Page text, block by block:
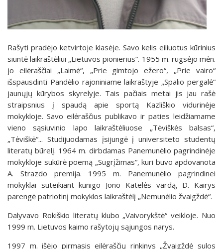
Rašyti pradėjo ketvirtoje klasėje. Savo kelis eiliuotus kūrinius
siuntė laikraštėliui „Lietuvos pionierius“. 1955 m. rugsėjo mėn.
jo eilėraščiai „Laimė“, „Prie gimtojo ežero“, „Prie vairo“
išspausdinti Pandėlio rajoniniame laikraštyje „Spalio pergalė“
jaunųjų kūrybos skyrelyje. Tais pačiais metai jis jau rašė
straipsnius į spaudą apie sportą Kazliškio vidurinėje
mokykloje. Savo eilėraščius publikavo ir paties leidžiamame
vieno sąsiuvinio lapo laikraštėliuose „Tėviškės balsas“,
„Tėviškė“... Studijuodamas įsijungė į universiteto studentų
literatų būrelį. 1964 m. dirbdamas Panemunėlio pagrindinėje
mokykloje sukūrė poemą „Sugrįžimas“, kuri buvo apdovanota
A. Strazdo premija. 1995 m. Panemunėlio pagrindinei
mokyklai suteikiant kunigo Jono Katelės vardą, D. Kairys
parengė patriotinį mokyklos laikraštėlį „Nemunėlio žvaigždė“.
Dalyvavo Rokiškio literatų klubo „Vaivorykštė“ veikloje. Nuo
1999 m. Lietuvos kaimo rašytojų sąjungos narys.
1997 m. išėjo pirmasis eilėraščių rinkinys „Žvaigždė sulos